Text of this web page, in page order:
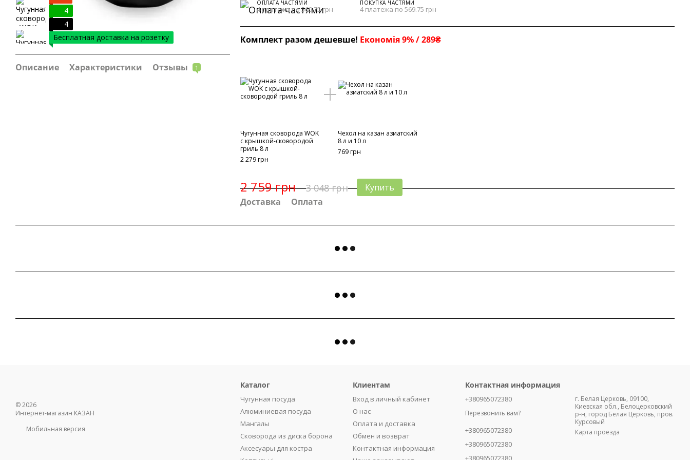
4
4
Бесплатная доставка на розетку
Описание Характеристики Отзывы 1
ОПЛАТА ЧАСТЯМИ
4 платежа по 569.75 грн
ПОКУПКА ЧАСТЯМИ
4 платежа по 569.75 грн
Комплект разом дешевше! Економія 9% / 289₴
Чугунная сковорода WOK
с крышкой-сковородой
гриль 8 л
2 279 грн
Чехол на казан азиатский
8 л и 10 л
769 грн
2 759 грн 3 048 грн
Купить
Доставка
Оплата
© 2026
Интернет-магазин КАЗАН
Мобильная версия
Каталог
Чугунная посуда
Алюминиевая посуда
Мангалы
Сковорода из диска борона
Аксесуары для костра
Клиентам
Вход в личный кабинет
О нас
Оплата и доставка
Обмен и возврат
Контактная информация
Контактная информация
+380965072380
Перезвонить вам?
+380965072380
+380965072380
+380965072380
г. Белая Церковь, 09100,
Киевская обл., Белоцерковский
р-н, город Белая Церковь, пров.
Курсовый
Карта проезда